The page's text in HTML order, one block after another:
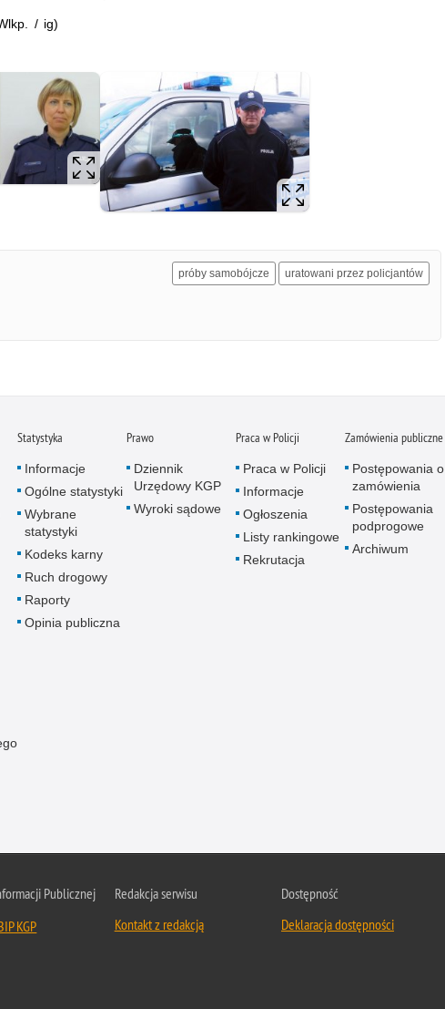
/ ig)
próby samobójcze uratowani przez policjantów
Statystyka
Informacje
Ogólne statystyki
Wybrane
statystyki
Kodeks karny
Ruch drogowy
Raporty
Opinia publiczna
Prawo
Dziennik
Urzędowy KGP
Wyroki sądowe
Praca w Policji
Praca w Policji
Informacje
Ogłoszenia
Listy rankingowe
Rekrutacja
Zamówienia publiczne
Postępowania o
zamówienia
Postępowania
podprogowe
Archiwum
Publicznej
KGP
Redakcja serwisu
Kontakt z redakcją
Dostępność
Deklaracja dostępności